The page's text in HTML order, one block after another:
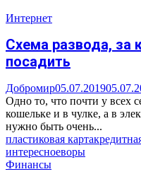
Интернет
Схема развода, за
посадить
Добромир05.07.2019
Одно то, что почти у всех
кошельке и в чулке, а в
нужно быть очень...
пластиковая карта
интересноеворы
Финансы